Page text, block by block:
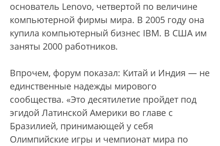
основатель Lenovo, четвертой по величине
компьютерной фирмы мира. В 2005 году она
купила компьютерный бизнес IBM. В США им
заняты 2000 работников.
Впрочем, форум показал: Китай и Индия — не
единственные надежды мирового
сообщества. «Это десятилетие пройдет под
эгидой Латинской Америки во главе с
Бразилией, принимающей у себя
Олимпийские игры и чемпионат мира по